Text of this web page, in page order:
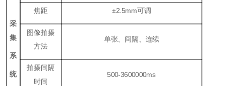
采
集
系
统
焦距 ±2.5mm可调
图像拍摄
方法
单张、间隔、连续
拍摄间隔
时间
500-3600000ms